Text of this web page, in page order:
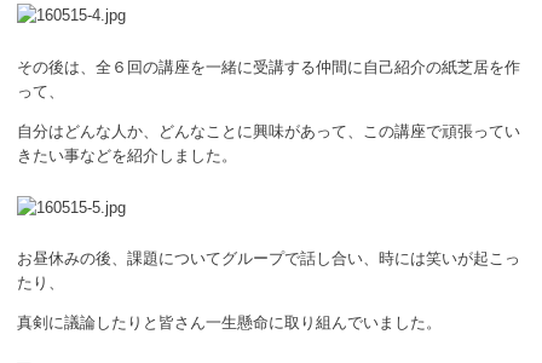
その後は、全６回の講座を一緒に受講する仲間に自己紹介の紙芝居を作
って、
自分はどんな人か、どんなことに興味があって、この講座で頑張ってい
きたい事などを紹介しました。
お昼休みの後、課題についてグループで話し合い、時には笑いが起こっ
たり、
真剣に議論したりと皆さん一生懸命に取り組んでいました。